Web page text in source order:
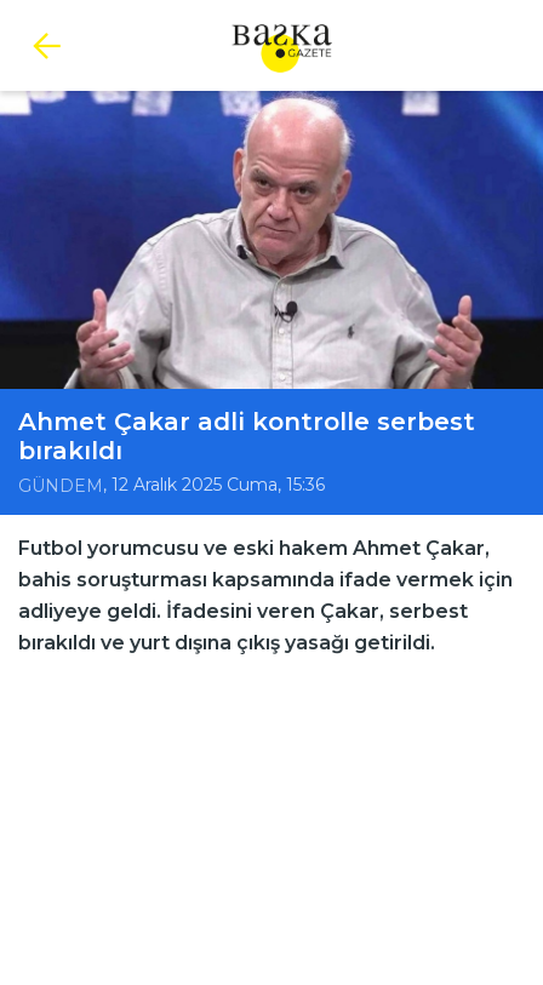
Ahmet Çakar adli kontrolle serbest
bırakıldı
GÜNDEM, 12 Aralık 2025 Cuma, 15:36
Futbol yorumcusu ve eski hakem Ahmet Çakar,
bahis soruşturması kapsamında ifade vermek için
adliyeye geldi. İfadesini veren Çakar, serbest
bırakıldı ve yurt dışına çıkış yasağı getirildi.